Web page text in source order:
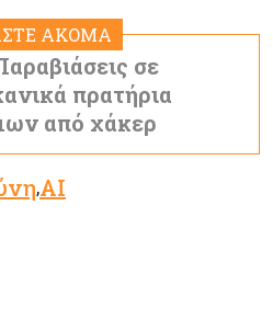
ΑΚΟΜΑ
σε
πρατήρια
από χάκερ
,AI